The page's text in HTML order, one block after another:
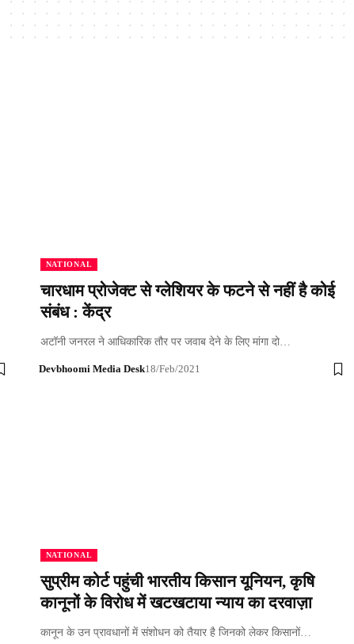
NATIONAL
चारधाम प्रोजेक्ट से ग्लेशियर के फटने से नहीं है कोई
संबंध : केंद्र
अटॉनी जनरल ने आधिकारिक तौर पर जवाब देने के लिए मांगा दो…
Devbhoomi Media Desk18/Feb/2021
NATIONAL
सुप्रीम कोर्ट पहुंची भारतीय किसान यूनियन, कृषि
कानूनों के विरोध में खटखटाया न्याय का दरवाज़ा
कानून के उन प्रावधानों में संशोधन को तैयार है जिनको लेकर किसानों…